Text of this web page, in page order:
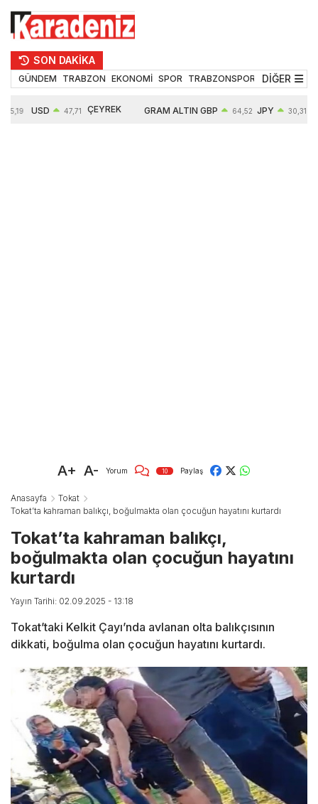
SON DAKİKA
GÜNDEM TRABZON EKONOMİ SPOR TRABZONSPOR TEKNOLOJİ
DİĞER
55,19 USD 47,71 ÇEYREK GRAM ALTIN GBP 64,52 JPY 30,31
A+ A- Yorum 10 Paylaş
Anasayfa
Tokat
Tokat’ta kahraman balıkçı, boğulmakta olan çocuğun hayatını kurtardı
Tokat’ta kahraman balıkçı,
boğulmakta olan çocuğun hayatını
kurtardı
Yayın Tarihi: 02.09.2025 - 13:18
Tokat’taki Kelkit Çayı’nda avlanan olta balıkçısının
dikkati, boğulma olan çocuğun hayatını kurtardı.